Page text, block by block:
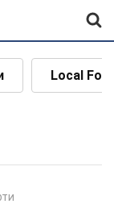
Local